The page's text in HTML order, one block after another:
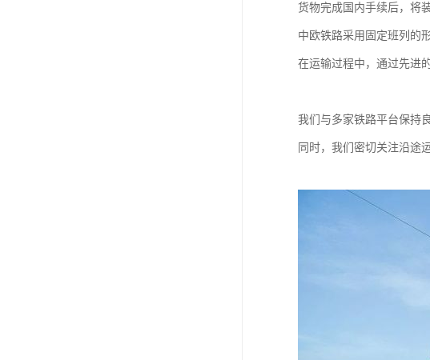
货物完成国内手续后，将
中欧铁路采用固定班列的
在运输过程中，通过先进
我们与多家铁路平台保持
同时，我们密切关注沿途